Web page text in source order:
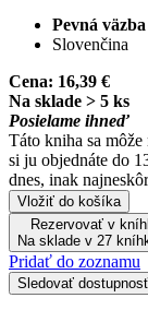
Pevná väzba
Slovenčina
Cena: 16,39 €
Na sklade > 5 ks
Posielame ihneď
Táto kniha sa
si ju objednáte do
dnes, inak
Vložiť do košíka
Rezervovať v
Na sklade v 27
Pridať do zoznamu
Sledovať dostupnosť